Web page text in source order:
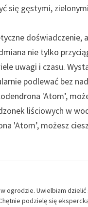
się gęstymi,
doświadczenie,
nie tylko
uwagi i czasu.
podlewać bez
'Atom’,
liściowych w
'Atom’, możesz
ogrodzie. Uwielbiam
podzielę się